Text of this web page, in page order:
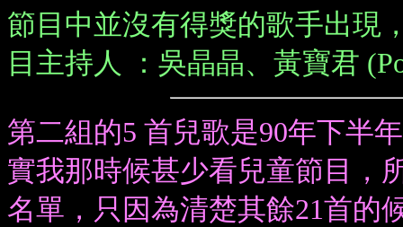
節目中並沒有得獎的歌手出現
目主持人 ：吳晶晶、黃寶君
第二組的5 首兒歌是90年下半
實我那時候甚少看兒童節目，
名單，只因為清楚其餘21首的